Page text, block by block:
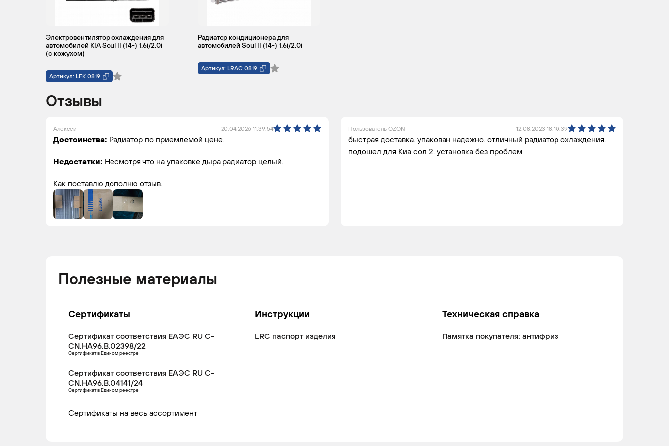
Электровентилятор охлаждения для
автомобилей KIA Soul II (14-) 1.6i/2.0i
(с кожухом)
Артикул: LFK 0819
Радиатор кондиционера для
автомобилей Soul II (14-) 1.6i/2.0i
Артикул: LRAC 0819
Отзывы
Алексей 20.04.2026 11:39:54
Достоинства: Радиатор по приемлемой цене.
Недостатки: Несмотря что на упаковке дыра радиатор целый.
Как поставлю дополню отзыв.
Пользователь OZON 12.08.2023 18:10:39
быстрая доставка. упакован надежно. отличный радиатор охлаждения.
подошел для Киа сол 2. установка без проблем
Полезные материалы
Сертификаты
Сертификат соответствия ЕАЭС RU С-
CN.НА96.В.02398/22
Сертификат в Едином реестре
Сертификат соответствия ЕАЭС RU С-
CN.НА96.В.04141/24
Сертификат в Едином реестре
Сертификаты на весь ассортимент
Инструкции
LRC паспорт изделия
Техническая справка
Памятка покупателя: антифриз